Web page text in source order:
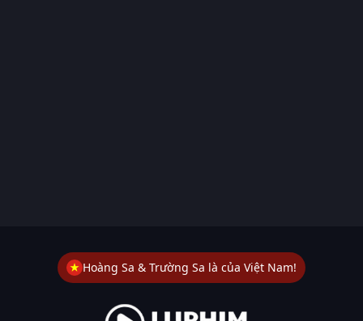
Hoàng Sa & Trường Sa là của Việt Nam!